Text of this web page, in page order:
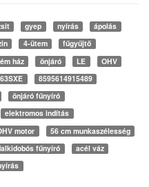
gyep nyírás
ápolás
4-ütem
fűgyűjtő
ház önjáró LE
OHV
8595614915489
önjáró fűnyíró
elektromos indítás
motor
56 cm munkaszélesség
fűnyíró
acél váz